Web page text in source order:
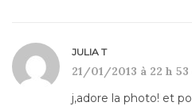
JULIA T
21/01/2013 à 22 h
j,adore la photo! et